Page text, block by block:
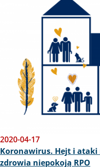
2020-04-17
Koronawirus. Hejt i
zdrowia niepokoją RPO